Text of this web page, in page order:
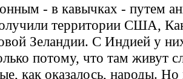
- в кавычках - путем
территории США,
Зеландии. С Индией у
потому, что там живут
как оказалось, народы. Но